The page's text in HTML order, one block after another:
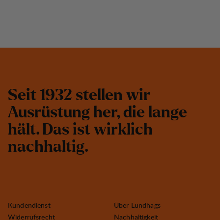
Seit 1932 stellen wir
Ausrüstung her, die lange
hält. Das ist wirklich
nachhaltig.
Kundendienst
Widerrufsrecht
Über Lundhags
Nachhaltigkeit